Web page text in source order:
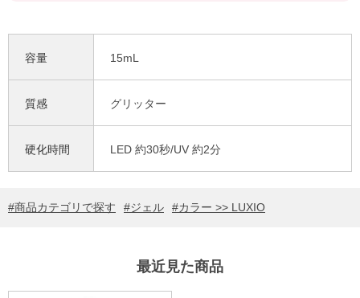
容量 15mL
質感 グリッター
硬化時間 LED 約30秒/UV 約2分
商品カテゴリで探す ジェル カラー >> LUXIO
最近見た商品